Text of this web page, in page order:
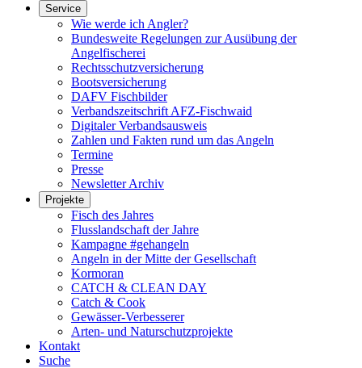
Service
Wie werde ich Angler?
Bundesweite Regelungen zur Ausübung der
Angelfischerei
Rechtsschutzversicherung
Bootsversicherung
DAFV Fischbilder
Verbandszeitschrift AFZ-Fischwaid
Digitaler Verbandsausweis
Zahlen und Fakten rund um das Angeln
Termine
Presse
Newsletter Archiv
Projekte
Fisch des Jahres
Flusslandschaft der Jahre
Kampagne #gehangeln
Angeln in der Mitte der Gesellschaft
Kormoran
CATCH & CLEAN DAY
Catch & Cook
Gewässer-Verbesserer
Arten- und Naturschutzprojekte
Kontakt
Suche